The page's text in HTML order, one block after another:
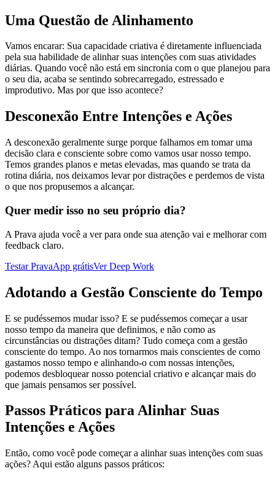
Uma Questão de Alinhamento
Vamos encarar: Sua capacidade criativa é diretamente influenciada
pela sua habilidade de alinhar suas intenções com suas atividades
diárias. Quando você não está em sincronia com o que planejou para
o seu dia, acaba se sentindo sobrecarregado, estressado e
improdutivo. Mas por que isso acontece?
Desconexão Entre Intenções e Ações
A desconexão geralmente surge porque falhamos em tomar uma
decisão clara e consciente sobre como vamos usar nosso tempo.
Temos grandes planos e metas elevadas, mas quando se trata da
rotina diária, nos deixamos levar por distrações e perdemos de vista
o que nos propusemos a alcançar.
Quer medir isso no seu próprio dia?
A Prava ajuda você a ver para onde sua atenção vai e melhorar com
feedback claro.
Testar PravaApp grátisVer Deep Work
Adotando a Gestão Consciente do Tempo
E se pudéssemos mudar isso? E se pudéssemos começar a usar
nosso tempo da maneira que definimos, e não como as
circunstâncias ou distrações ditam? Tudo começa com a gestão
consciente do tempo. Ao nos tornarmos mais conscientes de como
gastamos nosso tempo e alinhando-o com nossas intenções,
podemos desbloquear nosso potencial criativo e alcançar mais do
que jamais pensamos ser possível.
Passos Práticos para Alinhar Suas
Intenções e Ações
Então, como você pode começar a alinhar suas intenções com suas
ações? Aqui estão alguns passos práticos: